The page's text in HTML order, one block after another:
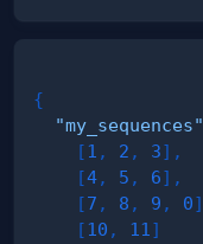
{
"my_sequences"
[1 , 2 , 3] ,
[4, 5 , 6] ,
[7 , 8 , 9 , 0]
[10 , 11 ]